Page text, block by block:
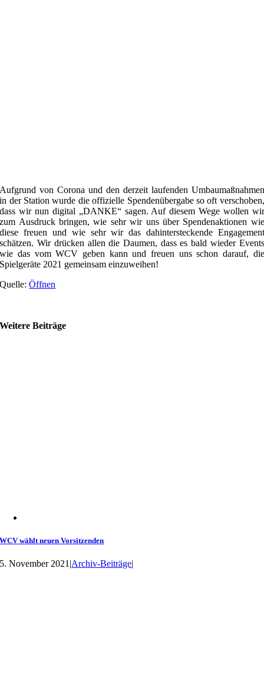
Aufgrund von Corona und den derzeit laufenden Umbaumaßnahmen
in der Station wurde die offizielle Spendenübergabe so oft verschoben,
dass wir nun digital „DANKE“ sagen. Auf diesem Wege wollen wir
zum Ausdruck bringen, wie sehr wir uns über Spendenaktionen wie
diese freuen und wie sehr wir das dahintersteckende Engagement
schätzen. Wir drücken allen die Daumen, dass es bald wieder Events
wie das vom WCV geben kann und freuen uns schon darauf, die
Spielgeräte 2021 gemeinsam einzuweihen!
Quelle:Öffnen
Weitere Beiträge
WCV wählt neuen Vorsitzenden
5. November 2021 |Archiv-Beiträge|